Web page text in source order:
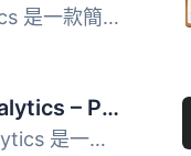
Burst Statistics 是一款簡單易用的 WordPress 分析外掛，提...
Matomo Analytics – Powerful, Privacy-First Insights for WordPress
Matomo Analytics 是一款強大的網站分析外掛，專為 WordPress...